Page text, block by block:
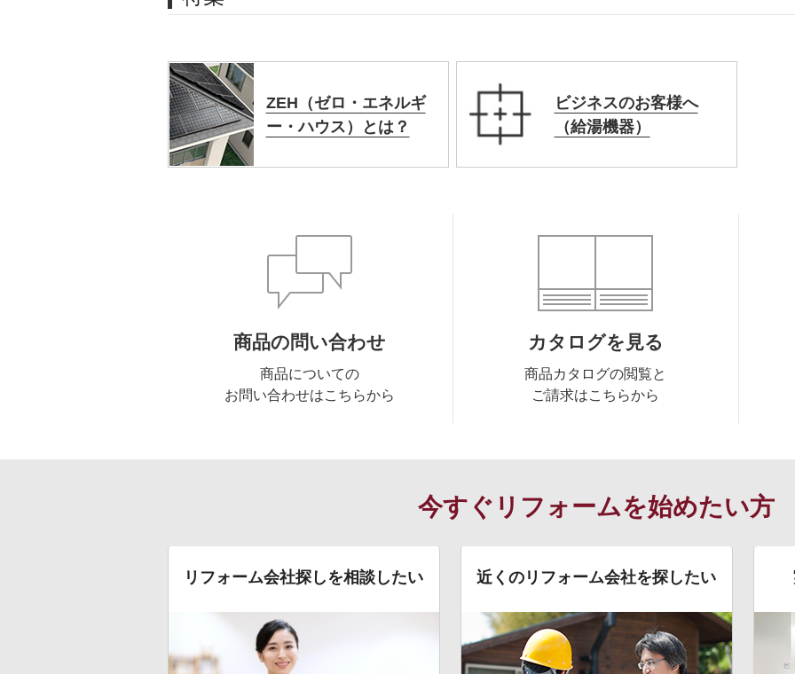
ZEH（ゼロ・エネルギ
ー・ハウス）とは？
ビジネスのお客様へ
（給湯機器）
商品の問い合わせ
商品についての
お問い合わせはこちらから
カタログを見る
商品カタログの閲覧と
ご請求はこちらから
今すぐリフォームを始めたい方
リフォーム会社探しを相談したい 近くのリフォーム会社を探したい